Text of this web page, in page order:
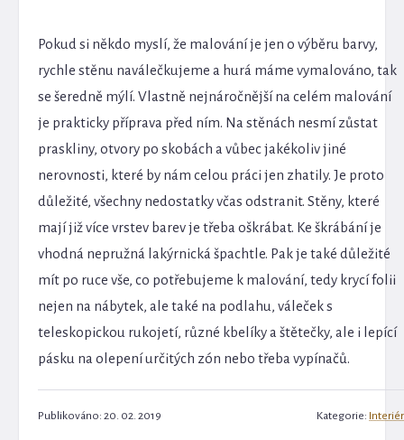
Pokud si někdo myslí, že malování je jen o výběru barvy,
rychle stěnu naválečkujeme a hurá máme vymalováno, tak
se šeredně mýlí. Vlastně nejnáročnější na celém malování
je prakticky příprava před ním. Na stěnách nesmí zůstat
praskliny, otvory po skobách a vůbec jakékoliv jiné
nerovnosti, které by nám celou práci jen zhatily. Je proto
důležité, všechny nedostatky včas odstranit. Stěny, které
mají již více vrstev barev je třeba oškrábat. Ke škrábání je
vhodná nepružná lakýrnická špachtle. Pak je také důležité
mít po ruce vše, co potřebujeme k malování, tedy krycí folii
nejen na nábytek, ale také na podlahu, váleček s
teleskopickou rukojetí, různé kbelíky a štětečky, ale i lepící
pásku na olepení určitých zón nebo třeba vypínačů.
Publikováno: 20. 02. 2019 Kategorie: Interiér